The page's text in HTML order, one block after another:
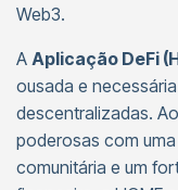
Web3.
A Aplicação DeFi
ousada e
descentralizadas.
poderosas com
comunitária e um